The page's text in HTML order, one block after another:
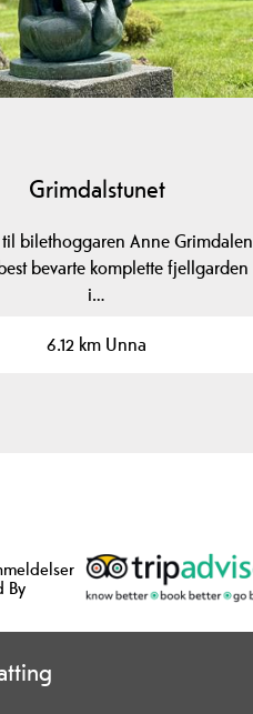
Grimdalstunet
bilethoggaren Anne Grimdalen
bevarte komplette fjellgarden
i…
6.12 km Unna
By